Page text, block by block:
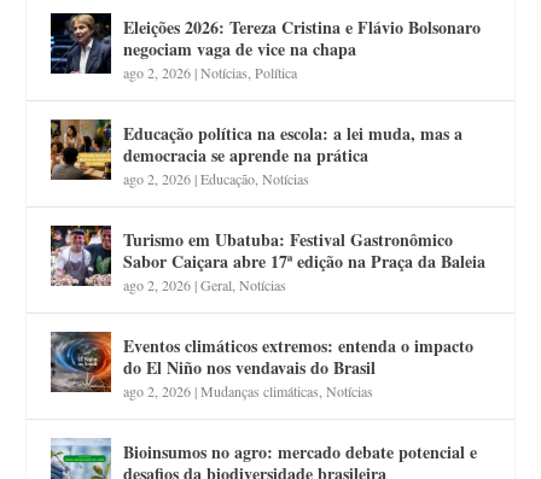
Eleições 2026: Tereza Cristina e Flávio Bolsonaro
negociam vaga de vice na chapa
ago 2, 2026|Notícias ,Política
Educação política na escola: a lei muda, mas a
democracia se aprende na prática
ago 2, 2026|Educação ,Notícias
Turismo em Ubatuba: Festival Gastronômico
Sabor Caiçara abre 17ª edição na Praça da Baleia
ago 2, 2026|Geral ,Notícias
Eventos climáticos extremos: entenda o impacto
do El Niño nos vendavais do Brasil
ago 2, 2026|Mudanças climáticas ,Notícias
Bioinsumos no agro: mercado debate potencial e
desafios da biodiversidade brasileira